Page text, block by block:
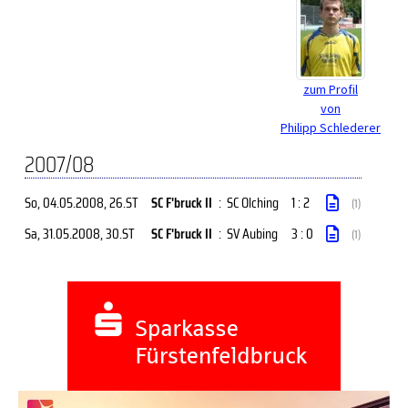
zum Profil
von
Philipp Schlederer
2007/08
So, 04.05.2008, 26.ST SC F'bruck II : SC Olching 1 : 2 (1)
Sa, 31.05.2008, 30.ST SC F'bruck II : SV Aubing 3 : 0 (1)